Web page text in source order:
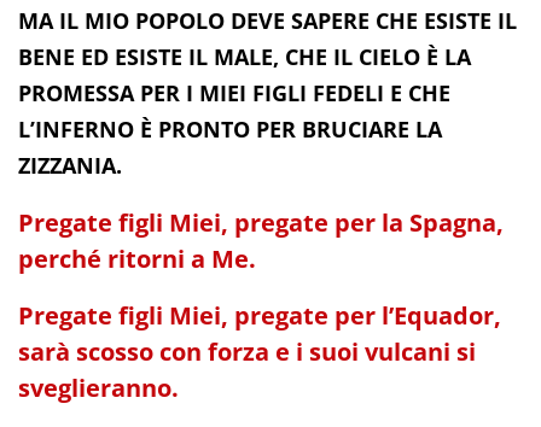
MA IL MIO POPOLO DEVE SAPERE CHE ESISTE IL
BENE ED ESISTE IL MALE, CHE IL CIELO È LA
PROMESSA PER I MIEI FIGLI FEDELI E CHE
L’INFERNO È PRONTO PER BRUCIARE LA
ZIZZANIA.
Pregate figli Miei, pregate per la Spagna,
perché ritorni a Me.
Pregate figli Miei, pregate per l’Equador,
sarà scosso con forza e i suoi vulcani si
sveglieranno.